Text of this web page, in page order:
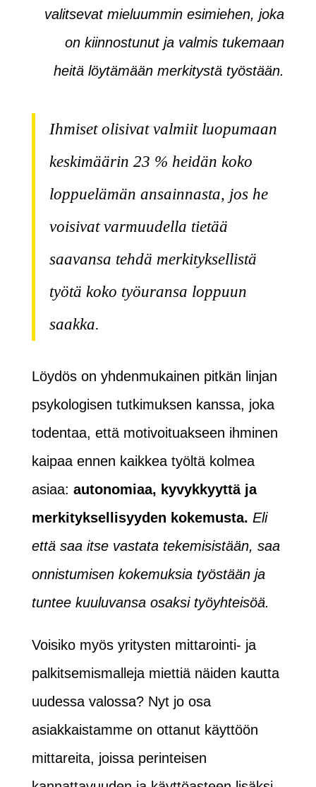
valitsevat mieluummin esimiehen, joka
on kiinnostunut ja valmis tukemaan
heitä löytämään merkitystä työstään.
Ihmiset olisivat valmiit luopumaan
keskimäärin 23 % heidän koko
loppuelämän ansainnasta, jos he
voisivat varmuudella tietää
saavansa tehdä merkityksellistä
työtä koko työuransa loppuun
saakka.
Löydös on yhdenmukainen pitkän linjan
psykologisen tutkimuksen kanssa, joka
todentaa, että motivoituakseen ihminen
kaipaa ennen kaikkea työltä kolmea
asiaa: autonomiaa, kyvykkyyttä ja
merkityksellisyyden kokemusta. Eli
että saa itse vastata tekemisistään, saa
onnistumisen kokemuksia työstään ja
tuntee kuuluvansa osaksi työyhteisöä.
Voisiko myös yritysten mittarointi- ja
palkitsemismalleja miettiä näiden kautta
uudessa valossa? Nyt jo osa
asiakkaistamme on ottanut käyttöön
mittareita, joissa perinteisen